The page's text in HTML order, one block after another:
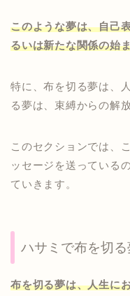
このような夢は、自己
るいは新たな関係の始
特に、布を切る夢は、
る夢は、束縛からの解
このセクションでは、
ッセージを送っている
ていきます。
ハサミで布を切
布を切る夢は、人生に